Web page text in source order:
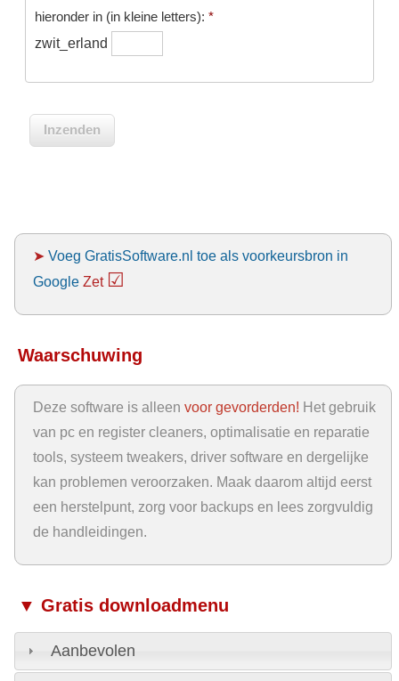
hieronder in (in kleine letters): *
zwit_erland
➤ Voeg GratisSoftware.nl toe als voorkeursbron in
Google Zet ☑
Waarschuwing
Deze software is alleen voor gevorderden! Het gebruik
van pc en register cleaners, optimalisatie en reparatie
tools, systeem tweakers, driver software en dergelijke
kan problemen veroorzaken. Maak daarom altijd eerst
een herstelpunt, zorg voor backups en lees zorgvuldig
de handleidingen.
▼ Gratis downloadmenu
Aanbevolen